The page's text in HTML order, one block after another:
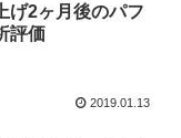
げ2ヶ月後のパフ
評価
2019.01.13